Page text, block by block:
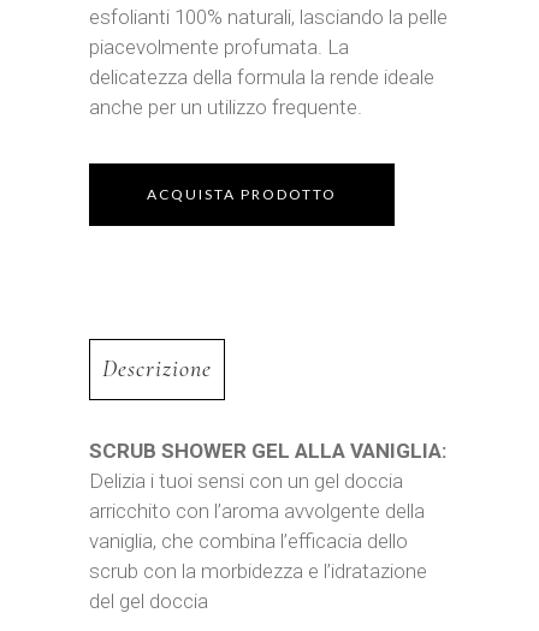
esfolianti 100% naturali, lasciando la pelle
piacevolmente profumata. La
delicatezza della formula la rende ideale
anche per un utilizzo frequente.
ACQUISTA PRODOTTO
Descrizione
SCRUB SHOWER GEL ALLA VANIGLIA:
Delizia i tuoi sensi con un gel doccia
arricchito con l’aroma avvolgente della
vaniglia, che combina l’efficacia dello
scrub con la morbidezza e l’idratazione
del gel doccia